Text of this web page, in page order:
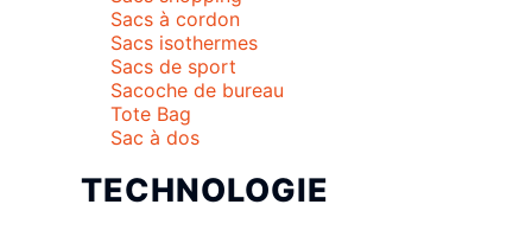
Sacs à cordon
Sacs isothermes
Sacs de sport
Sacoche de bureau
Tote Bag
Sac à dos
TECHNOLOGIE